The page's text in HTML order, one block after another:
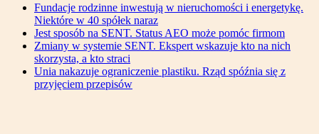
Fundacje rodzinne inwestują w nieruchomości i energetykę.
Niektóre w 40 spółek naraz
Jest sposób na SENT. Status AEO może pomóc firmom
Zmiany w systemie SENT. Ekspert wskazuje kto na nich
skorzysta, a kto straci
Unia nakazuje ograniczenie plastiku. Rząd spóźnia się z
przyjęciem przepisów